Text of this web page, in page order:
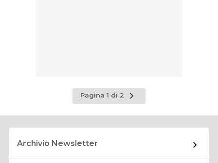
Pagina 1 di 2
Pagina
successiva
Archivio Newsletter